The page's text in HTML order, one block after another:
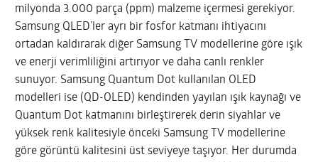
milyonda 3.000 parça (ppm) malzeme içermesi gerekiyor.
Samsung QLED’ler ayrı bir fosfor katmanı ihtiyacını
ortadan kaldırarak diğer Samsung TV modellerine göre ışık
ve enerji verimliliğini artırıyor ve daha canlı renkler
sunuyor. Samsung Quantum Dot kullanılan OLED
modelleri ise (QD-OLED) kendinden yayılan ışık kaynağı ve
Quantum Dot katmanını birleştirerek derin siyahlar ve
yüksek renk kalitesiyle önceki Samsung TV modellerine
göre görüntü kalitesini üst seviyeye taşıyor. Her durumda